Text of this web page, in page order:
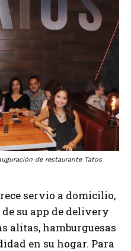
de restaurante Tatos
servio a domicilio,
su app de delivery
alitas, hamburguesas
en su hogar. Para